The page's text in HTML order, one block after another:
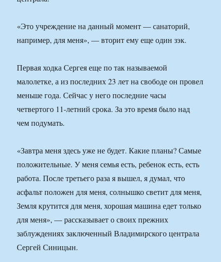
«Это учреждение на данный момент — санаторий,
например, для меня», — вторит ему еще один зэк.
Первая ходка Сергея еще по так называемой
малолетке, а из последних 23 лет на свободе он провел
меньше года. Сейчас у него последние часы
четвертого 11-летний срока. За это время было над
чем подумать.
«Завтра меня здесь уже не будет. Какие планы? Самые
положительные. У меня семья есть, ребенок есть, есть
работа. После третьего раза я вышел, я думал, что
асфальт положен для меня, солнышко светит для меня,
Земля крутится для меня, хорошая машина едет только
для меня», — рассказывает о своих прежних
заблуждениях заключенный Владимирского централа
Сергей Синицын.